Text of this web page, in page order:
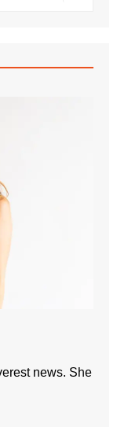
news. She